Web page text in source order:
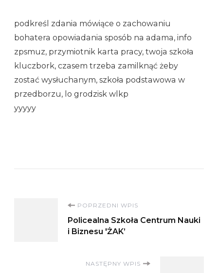
podkreśl zdania mówiące o zachowaniu
bohatera opowiadania sposób na adama, info
zpsmuz, przymiotnik karta pracy, twoja szkoła
kluczbork, czasem trzeba zamilknąć żeby
zostać wysłuchanym, szkoła podstawowa w
przedborzu, lo grodzisk wlkp
yyyyy
Nawigacja
wpisu
POPRZEDNI WPIS
Policealna Szkoła Centrum Nauki
i Biznesu 'ŻAK’
NASTĘPNY WPIS